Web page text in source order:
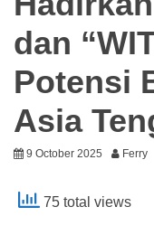
dan
Potensi
Asia
9 October 2025 Ferry
75 total views